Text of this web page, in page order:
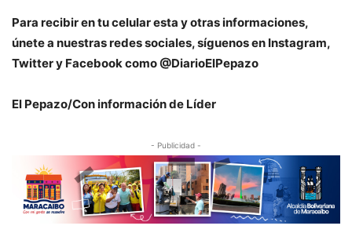
Para recibir en tu celular esta y otras informaciones,
únete a nuestras redes sociales, síguenos en Instagram,
Twitter y Facebook como @DiarioElPepazo
El Pepazo/Con información de Líder
- Publicidad -